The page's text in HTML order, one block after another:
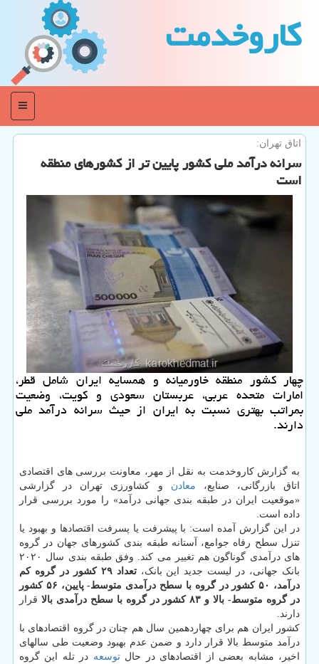
كاروخدمت
منو
اتاق تهران:
سرانه درآمد ملی كشور پایین تر از كشورهای منطقه
است
چهار كشور منطقه خاورمیانه و همسایه ایران شامل قطر،
امارات‏ متحده ‏عربی، عربستان‏ سعودی و كویت، وضعیت
بمراتب بهتری نسبت به ایران از حیث سرانه درآمد ملی
دارند.
به گزارش کاروخدمت به نقل از مهر، معاونت بررسی های اقتصادی
اتاق بازرگانی، صنایع، معادن و کشاورزی تهران در گزارشی
«موقعیت ایران در طبقه بندی جهانی درآمد» را مورد بررسی قرار
داده است.
در این گزارش آمده است: با پیشرفت یا پسرفت اقتصادها و بهبود یا
تنزل سطح رفاه جوامع، آستانه طبقه بندی کشورهای جهان در گروه
های درآمدی گوناگون هم تغییر می کند. وفق طبقه بندی سال ۲۰۲۰
بانک جهانی، در لیست جدید این بانک،
تعداد ۲۹ کشور در گروه کم
درآمد، ۵۰ کشور در گروه با سطح درآمدی متوسط- پایین، ۵۶ کشور
در گروه متوسط- بالا و ۸۳ کشور در گروه با سطح درآمدی بالا
قرار
دارند.
کشور ایران هم برای چهاردهمین سال هم چنان در گروه اقتصادهای با
درآمد متوسط بالا قرار دارد و ضمن عدم بهبود وضعیت طی سالهای
اخیر، مشابه بعضی از اقتصادهای در حالتوسعه در تله این گروه